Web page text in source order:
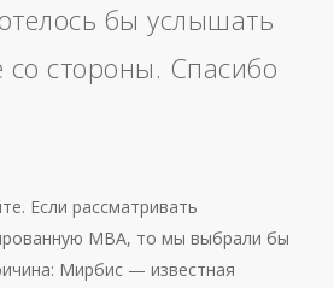
бы услышать
со стороны. Спасибо
Если рассматривать
МВА, то мы выбрали бы
Мирбис — известная